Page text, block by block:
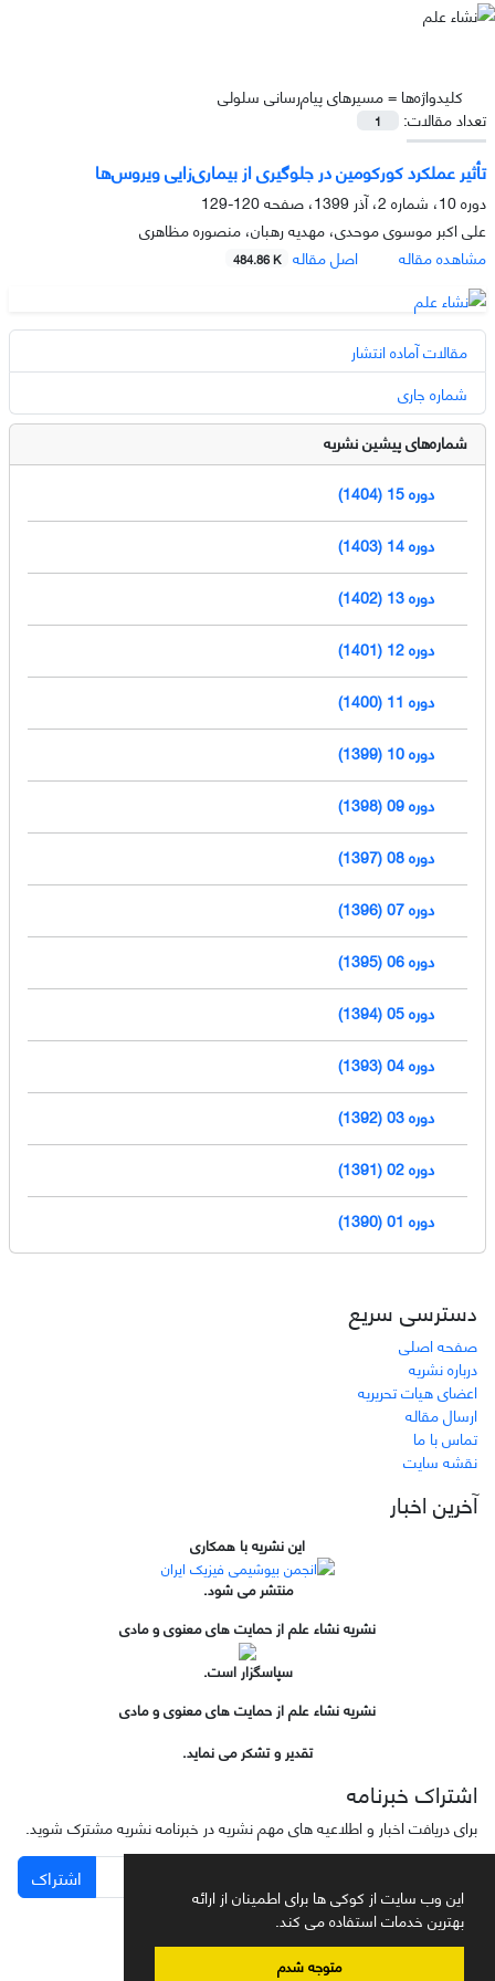
این وب سایت از کوکی ها برای اطمینان از ارائه
بهترین خدمات استفاده می کند.
متوجه شدم
کلیدواژه‌ها =مسیرهای پیام‌رسانی سلولی
تعداد مقالات:
1
تأثیر عملکرد کورکومین در جلوگیری از بیماری‌زایی ویروس‌ها
دوره 10، شماره 2، آذر 1399، صفحه
120-129
علی اکبر موسوی موحدی، مهدیه رهبان، منصوره مظاهری
مشاهده مقاله
اصل مقاله 484.86 K
مقالات آماده انتشار
شماره جاری
شماره‌های پیشین نشریه
دوره 15 (1404)
دوره 14 (1403)
دوره 13 (1402)
دوره 12 (1401)
دوره 11 (1400)
دوره 10 (1399)
دوره 09 (1398)
دوره 08 (1397)
دوره 07 (1396)
دوره 06 (1395)
دوره 05 (1394)
دوره 04 (1393)
دوره 03 (1392)
دوره 02 (1391)
دوره 01 (1390)
دسترسی سریع
صفحه اصلی
درباره نشریه
اعضای هیات تحریریه
ارسال مقاله
تماس با ما
نقشه سایت
آخرین اخبار
این نشریه با همکاری
منتشر می شود.
نشریه نشاء علم از حمایت های معنوی و مادی
سپاسگزار است.
نشریه نشاء علم از حمایت های معنوی و مادی
تقدیر و تشکر می نماید.
اشتراک خبرنامه
برای دریافت اخبار و اطلاعیه های مهم نشریه در خبرنامه نشریه مشترک شوید.
اشتراک